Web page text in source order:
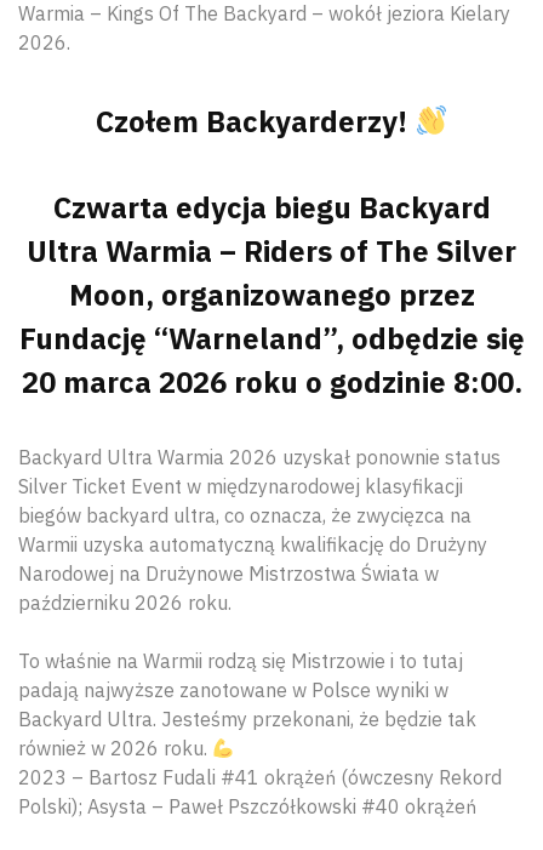
Warmia – Kings Of The Backyard – wokół jeziora Kielary
2026.
Czołem Backyarderzy!
Czwarta edycja biegu Backyard
Ultra Warmia – Riders of The Silver
Moon, organizowanego przez
Fundację “Warneland”, odbędzie się
20 marca 2026 roku o godzinie 8:00.
Backyard Ultra Warmia 2026 uzyskał ponownie status
Silver Ticket Event w międzynarodowej klasyfikacji
biegów backyard ultra, co oznacza, że zwycięzca na
Warmii uzyska automatyczną kwalifikację do Drużyny
Narodowej na Drużynowe Mistrzostwa Świata w
październiku 2026 roku.
To właśnie na Warmii rodzą się Mistrzowie i to tutaj
padają najwyższe zanotowane w Polsce wyniki w
Backyard Ultra. Jesteśmy przekonani, że będzie tak
również w 2026 roku.
2023 – Bartosz Fudali #41 okrążeń (ówczesny Rekord
Polski); Asysta – Paweł Pszczółkowski #40 okrążeń